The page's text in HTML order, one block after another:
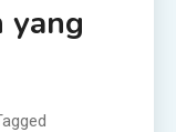
yang